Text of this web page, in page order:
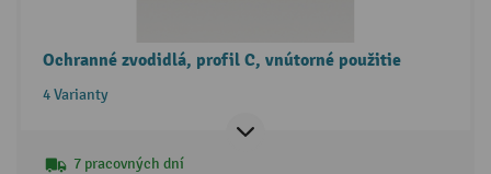
Ochranné zvodidlá, profil C, vnútorné použitie
4 Varianty
7 pracovných dní